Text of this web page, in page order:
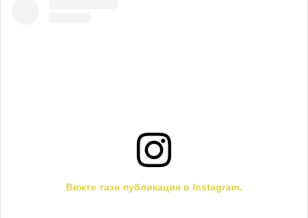
Вижте тази публикация в Instagram.